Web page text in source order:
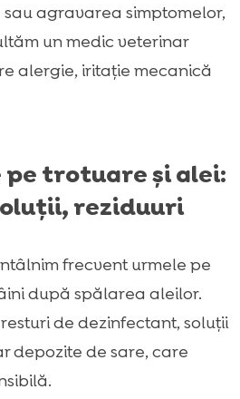
agravarea simptomelor,
un medic veterinar
alergie, iritație mecanică
pe trotuare și alei:
reziduuri
frecvent urmele pe
după spălarea aleilor.
de dezinfectant, soluții
depozite de sare, care